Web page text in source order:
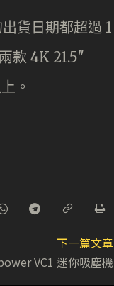
貨日期都超過 1
款 4K 21.5″
。
下一篇文章
VC1 迷你吸塵機